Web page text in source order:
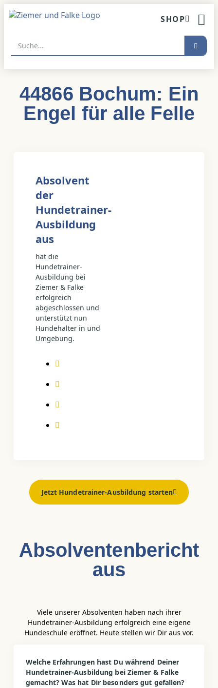
Inhalt
springen
SHOP
44866 Bochum: Ein
Engel für alle Felle
Absolvent
der
Hundetrainer-
Ausbildung
aus
hat die
Hundetrainer-
Ausbildung bei
Ziemer & Falke
erfolgreich
abgeschlossen und
unterstützt nun
Hundehalter in und
Umgebung.
Jetzt Hundetrainer-Ausbildung starten
Absolventen­bericht
aus
Viele unserer Absolventen haben nach ihrer
Hundetrainer-Ausbildung erfolgreich eine eigene
Hundeschule eröffnet. Heute stellen wir Dir aus vor.
Welche Erfahrungen hast Du während Deiner
Hundetrainer-Ausbildung bei Ziemer & Falke
gemacht? Was hat Dir besonders gut gefallen?